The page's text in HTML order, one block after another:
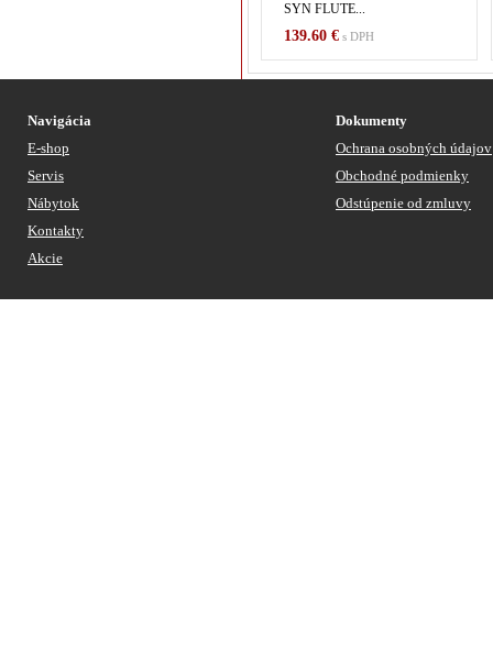
SYN FLUTE...
139.60 €s DPH
Navigácia
E-shop
Servis
Nábytok
Kontakty
Akcie
Dokumenty
Ochrana osobných údajov
Obchodné podmienky
Odstúpenie od zmluvy